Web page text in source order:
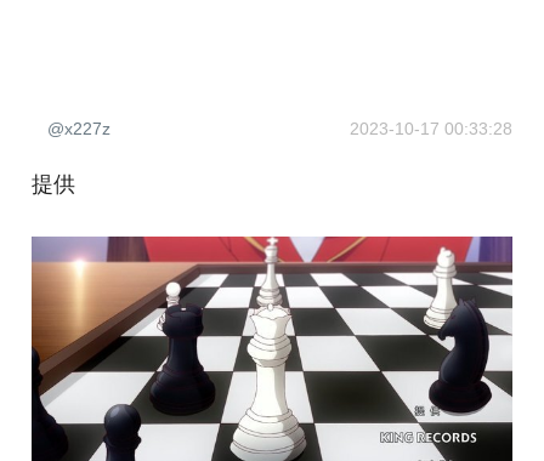
@x227z 2023-10-17 00:33:28
提供